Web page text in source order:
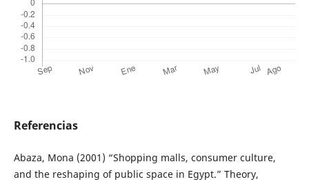
Referencias
Abaza, Mona (2001) “Shopping malls, consumer culture,
and the reshaping of public space in Egypt.” Theory,